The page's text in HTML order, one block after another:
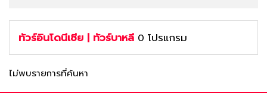
ทัวร์อินโดนีเซีย | ทัวร์บาหลี 0 โปรแกรม
ไม่พบรายการที่ค้นหา